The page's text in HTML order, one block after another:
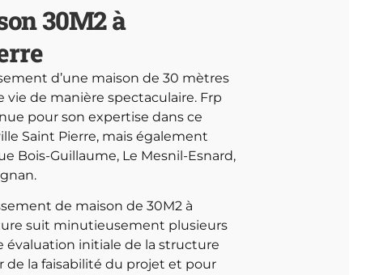
30M2 à
d’une maison de 30 mètres
de manière spectaculaire. Frp
pour son expertise dans ce
Saint Pierre, mais également
Bois-Guillaume, Le Mesnil-Esnard,
de maison de 30M2 à
suit minutieusement plusieurs
évaluation initiale de la structure
de la faisabilité du projet et pour